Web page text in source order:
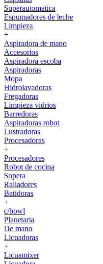
Superautomatica
Espumadores de leche
Limpieza
+
Aspiradora de mano
Accesorios
Aspiradora escoba
Aspiradoras
Mopa
Hidrolavadoras
Fregadoras
Limpieza vidrios
Barredoras
Aspiradoras robot
Lustradoras
Procesadoras
+
Procesadores
Robot de cocina
Sopera
Ralladores
Batidoras
+
c/bowl
Planetaria
De mano
Licuadoras
+
Licuamixer